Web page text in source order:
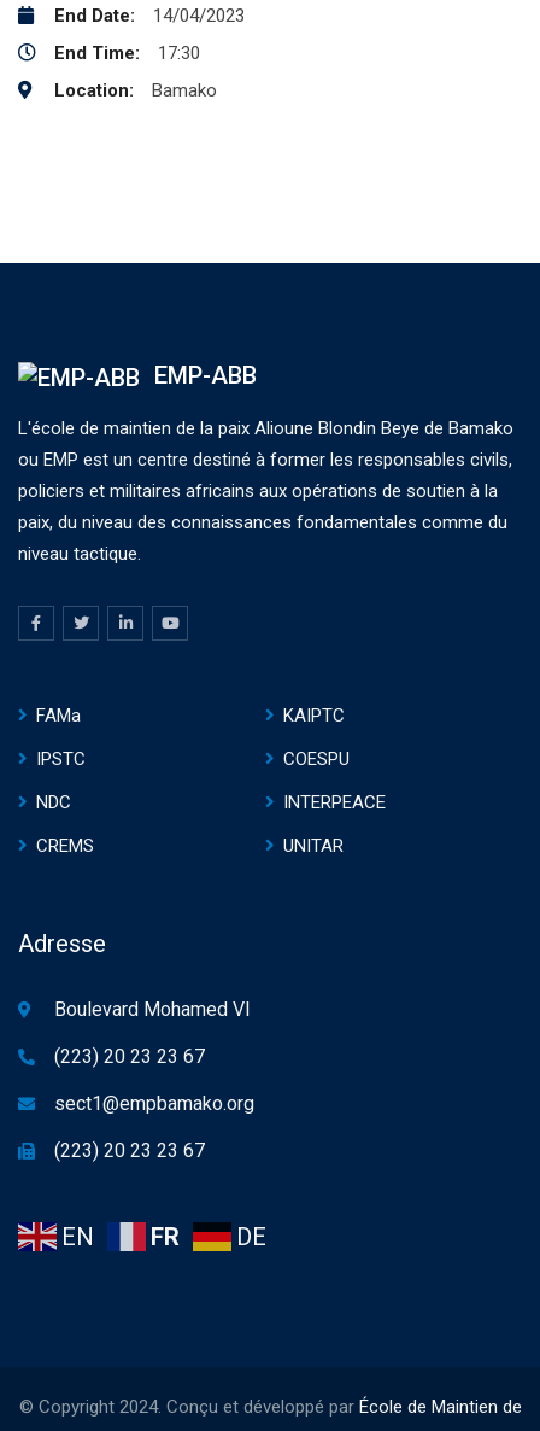
End Date:
14/04/2023
End Time:
17:30
Location:
Bamako
EMP-ABB
L'école de maintien de la paix Alioune Blondin Beye de Bamako
ou EMP est un centre destiné à former les responsables civils,
policiers et militaires africains aux opérations de soutien à la
paix, du niveau des connaissances fondamentales comme du
niveau tactique.
FAMa
KAIPTC
IPSTC
COESPU
NDC
INTERPEACE
CREMS
UNITAR
Adresse
Boulevard Mohamed VI
(223) 20 23 23 67
sect1@empbamako.org
(223) 20 23 23 67
EN FR DE
© Copyright 2024. Conçu et développé par École de Maintien de